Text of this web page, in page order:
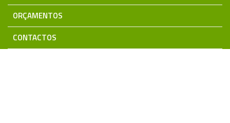
ORÇAMENTOS
CONTACTOS